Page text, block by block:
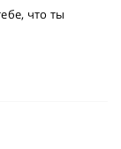
что ты